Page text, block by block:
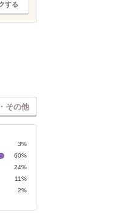
する
その他
3%
60%
24%
11%
2%